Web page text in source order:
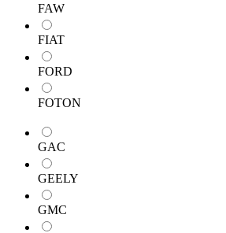
FAW
FIAT
FORD
FOTON
GAC
GEELY
GMC